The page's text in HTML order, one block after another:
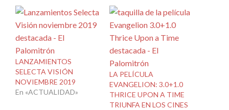
LANZAMIENTOS
SELECTA VISIÓN
NOVIEMBRE 2019
En «ACTUALIDAD»
LA PELÍCULA
EVANGELION: 3.0+1.0
THRICE UPON A TIME
TRIUNFA EN LOS CINES